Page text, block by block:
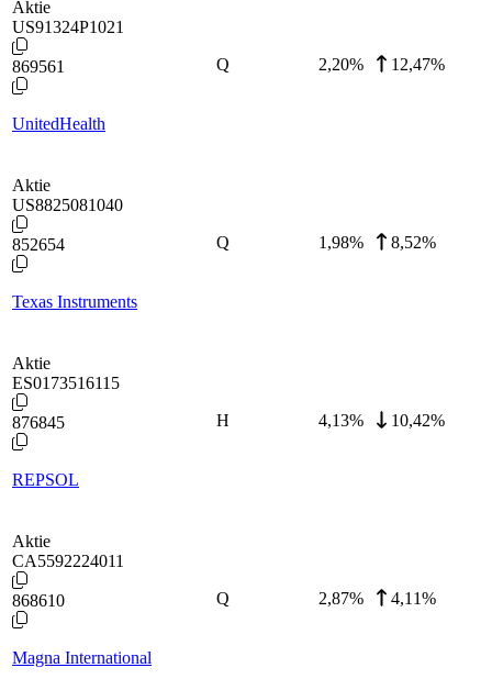
Aktie
US91324P1021
869561
UnitedHealth
Q 2,20% 12,47%
Aktie
US8825081040
852654
Texas Instruments
Q 1,98% 8,52%
Aktie
ES0173516115
876845
REPSOL
H 4,13% 10,42%
Aktie
CA5592224011
868610
Magna International
Q 2,87% 4,11%